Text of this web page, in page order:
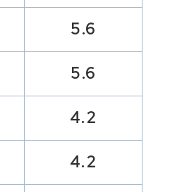
5.6
5.6
4.2
4.2